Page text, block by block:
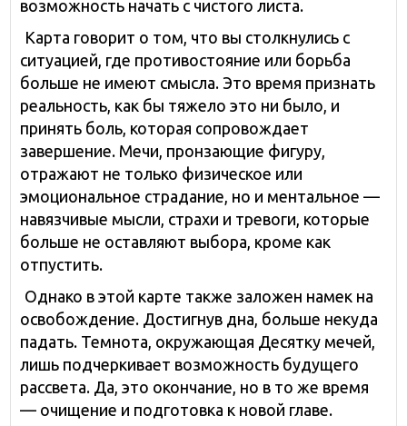
возможность начать с чистого листа.
Карта говорит о том, что вы столкнулись с
ситуацией, где противостояние или борьба
больше не имеют смысла. Это время признать
реальность, как бы тяжело это ни было, и
принять боль, которая сопровождает
завершение. Мечи, пронзающие фигуру,
отражают не только физическое или
эмоциональное страдание, но и ментальное —
навязчивые мысли, страхи и тревоги, которые
больше не оставляют выбора, кроме как
отпустить.
Однако в этой карте также заложен намек на
освобождение. Достигнув дна, больше некуда
падать. Темнота, окружающая Десятку мечей,
лишь подчеркивает возможность будущего
рассвета. Да, это окончание, но в то же время
— очищение и подготовка к новой главе.